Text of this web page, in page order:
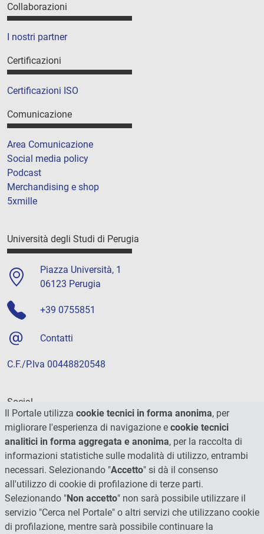
Collaborazioni
I nostri partner
Certificazioni
Certificazioni ISO
Comunicazione
Area Comunicazione
Social media policy
Podcast
Merchandising e shop
5xmille
Università degli Studi di Perugia
Piazza Università, 1
06123 Perugia
+39 0755851
Contatti
C.F./P.Iva 00448820548
Social
Il Portale utilizza cookie tecnici in forma anonima, per
migliorare l'esperienza di navigazione e cookie tecnici
analitici in forma aggregata e anonima, per la raccolta di
informazioni statistiche sulle modalità di utilizzo, entrambi
necessari. Selezionando "Accetto" si dà il consenso
all'utilizzo di cookie di profilazione di terze parti.
Selezionando "Non accetto" non sarà possibile utilizzare il
servizio "Cerca nel Portale" o altri servizi che utilizzano cookie
di profilazione, mentre sarà possibile continuare la